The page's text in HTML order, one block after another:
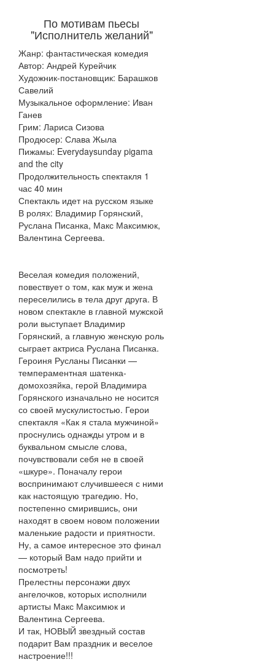
По мотивам пьесы
"Исполнитель желаний"
Жанр: фантастическая комедия
Автор: Андрей Курейчик
Художник-постановщик: Барашков
Савелий
Музыкальное оформление: Иван
Ганев
Грим: Лариса Сизова
Продюсер: Слава Жыла
Пижамы: Everydaysunday pigama
and the city
Продолжительность спектакля 1
час 40 мин
Спектакль идет на русском языке
В ролях: Владимир Горянский,
Руслана Писанка, Макс Максимюк,
Валентина Сергеева.
Веселая комедия положений,
повествует о том, как муж и жена
переселились в тела друг друга. В
новом спектакле в главной мужской
роли выступает Владимир
Горянский, а главную женскую роль
сыграет актриса Руслана Писанка.
Героиня Русланы Писанки —
темпераментная шатенка-
домохозяйка, герой Владимира
Горянского изначально не носится
со своей мускулистостью. Герои
спектакля «Как я стала мужчиной»
проснулись однажды утром и в
буквальном смысле слова,
почувствовали себя не в своей
«шкуре». Поначалу герои
воспринимают случившееся с ними
как настоящую трагедию. Но,
постепенно смирившись, они
находят в своем новом положении
маленькие радости и приятности.
Ну, а самое интересное это финал
— который Вам надо прийти и
посмотреть!
Прелестны персонажи двух
ангелочков, которых исполнили
артисты Макс Максимюк и
Валентина Сергеева.
И так, НОВЫЙ звездный состав
подарит Вам праздник и веселое
настроение!!!